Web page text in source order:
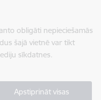
obligāti nepieciešamās
šajā vietnē var tikt
sīkdatnes.
Apstiprināt visas